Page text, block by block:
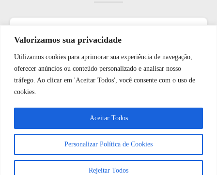
Valorizamos sua privacidade
Utilizamos cookies para aprimorar sua experiência de navegação,
oferecer anúncios ou conteúdo personalizado e analisar nosso
tráfego. Ao clicar em 'Aceitar Todos', você consente com o uso de
cookies.
Personalizar Política de Cookies
Rejeitar Todos
Aceitar Todos
Como: solucionar problemas de compatibilidade entre
diferentes dispositivos inteligentes.
O que é: Omnidirecional
O que é: Orçamento de Serviços de Segurança
O que é: descoberta de falhas
WhatsApp JF Tech
Vamos conversar e descobrir como
podemos ajudá-lo hoje?
Abrir bate-papo